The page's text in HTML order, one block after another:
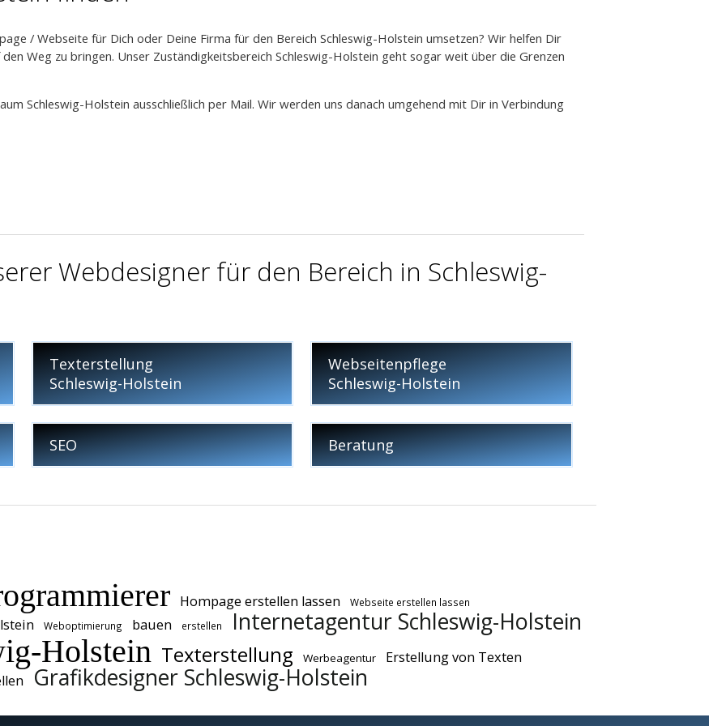
/ Webseite für Dich oder Deine Firma für den Bereich Schleswig-Holstein umsetzen? Wir helfen Dir
Weg zu bringen. Unser Zuständigkeitsbereich Schleswig-Holstein geht sogar weit über die Grenzen
Schleswig-Holstein ausschließlich per Mail. Wir werden uns danach umgehend mit Dir in Verbindung
Webdesigner für den Bereich in Schleswig-
Texterstellung
Schleswig-Holstein
Webseitenpflege
Schleswig-Holstein
SEO Beratung
Hompage erstellen lassen Webseite erstellen lassen
Weboptimierung bauen erstellen Internetagentur Schleswig-Holstein
Holstein Texterstellung Werbeagentur Erstellung von Texten
Grafikdesigner Schleswig-Holstein